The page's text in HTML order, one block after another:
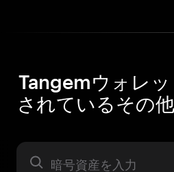
Tangemウォレッ
されているその
暗号資産